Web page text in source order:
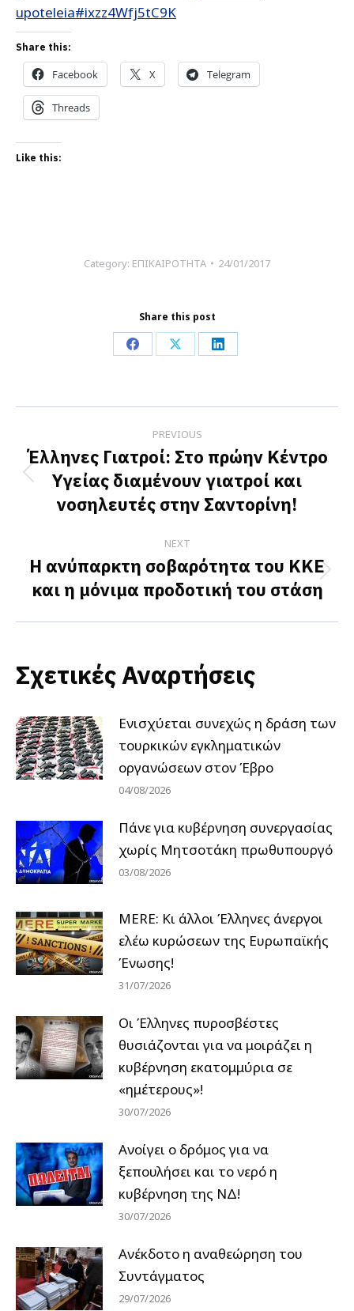
upoteleia#ixzz4Wfj5tC9K
Share this:
Facebook X Telegram
Threads
Like this:
Category: ΕΠΙΚΑΙΡΟΤΗΤΑ 24/01/2017
Share this post
Share
Facebook
Share
X
Share
LinkedIn
navigation
PREVIOUS
Previous
post:
Έλληνες Γιατροί: Στο πρώην Κέντρο
Υγείας διαμένουν γιατροί και
νοσηλευτές στην Σαντορίνη!
NEXT
Next
post:
Η ανύπαρκτη σοβαρότητα του ΚΚΕ
και η μόνιμα προδοτική του στάση
Σχετικές Αναρτήσεις
Ενισχύεται συνεχώς η δράση των
τουρκικών εγκληματικών
οργανώσεων στον Έβρο
04/08/2026
Πάνε για κυβέρνηση συνεργασίας
χωρίς Μητσοτάκη πρωθυπουργό
03/08/2026
MERE: Κι άλλοι Έλληνες άνεργοι
ελέω κυρώσεων της Ευρωπαϊκής
Ένωσης!
31/07/2026
Οι Έλληνες πυροσβέστες
θυσιάζονται για να μοιράζει η
κυβέρνηση εκατομμύρια σε
«ημέτερους»!
30/07/2026
Ανοίγει ο δρόμος για να
ξεπουλήσει και το νερό η
κυβέρνηση της ΝΔ!
30/07/2026
Ανέκδοτο η αναθεώρηση του
Συντάγματος
29/07/2026